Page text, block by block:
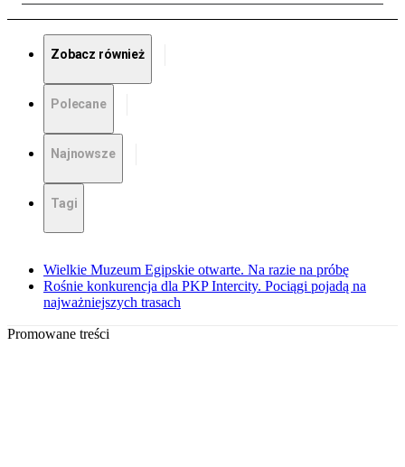
Zobacz również
Polecane
Najnowsze
Tagi
Wielkie Muzeum Egipskie otwarte. Na razie na próbę
Rośnie konkurencja dla PKP Intercity. Pociągi pojadą na
najważniejszych trasach
Promowane treści